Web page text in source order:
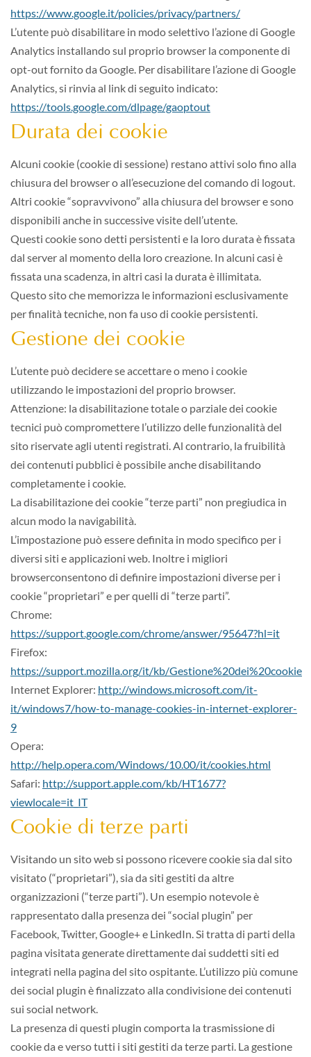
https://www.google.it/policies/privacy/partners/
L’utente può disabilitare in modo selettivo l’azione di Google
Analytics installando sul proprio browser la componente di
opt-out fornito da Google. Per disabilitare l’azione di Google
Analytics, si rinvia al link di seguito indicato:
https://tools.google.com/dlpage/gaoptout
Durata dei cookie
Alcuni cookie (cookie di sessione) restano attivi solo fino alla
chiusura del browser o all’esecuzione del comando di logout.
Altri cookie “sopravvivono” alla chiusura del browser e sono
disponibili anche in successive visite dell’utente.
Questi cookie sono detti persistenti e la loro durata è fissata
dal server al momento della loro creazione. In alcuni casi è
fissata una scadenza, in altri casi la durata è illimitata.
Questo sito che memorizza le informazioni esclusivamente
per finalità tecniche, non fa uso di cookie persistenti.
Gestione dei cookie
L’utente può decidere se accettare o meno i cookie
utilizzando le impostazioni del proprio browser.
Attenzione: la disabilitazione totale o parziale dei cookie
tecnici può compromettere l’utilizzo delle funzionalità del
sito riservate agli utenti registrati. Al contrario, la fruibilità
dei contenuti pubblici è possibile anche disabilitando
completamente i cookie.
La disabilitazione dei cookie “terze parti” non pregiudica in
alcun modo la navigabilità.
L’impostazione può essere definita in modo specifico per i
diversi siti e applicazioni web. Inoltre i migliori
browserconsentono di definire impostazioni diverse per i
cookie “proprietari” e per quelli di “terze parti”.
Chrome:
https://support.google.com/chrome/answer/95647?hl=it
Firefox:
https://support.mozilla.org/it/kb/Gestione%20dei%20cookie
Internet Explorer: http://windows.microsoft.com/it-
it/windows7/how-to-manage-cookies-in-internet-explorer-
9
Opera:
http://help.opera.com/Windows/10.00/it/cookies.html
Safari: http://support.apple.com/kb/HT1677?
viewlocale=it_IT
Cookie di terze parti
Visitando un sito web si possono ricevere cookie sia dal sito
visitato (“proprietari”), sia da siti gestiti da altre
organizzazioni (“terze parti”). Un esempio notevole è
rappresentato dalla presenza dei “social plugin” per
Facebook, Twitter, Google+ e LinkedIn. Si tratta di parti della
pagina visitata generate direttamente dai suddetti siti ed
integrati nella pagina del sito ospitante. L’utilizzo più comune
dei social plugin è finalizzato alla condivisione dei contenuti
sui social network.
La presenza di questi plugin comporta la trasmissione di
cookie da e verso tutti i siti gestiti da terze parti. La gestione